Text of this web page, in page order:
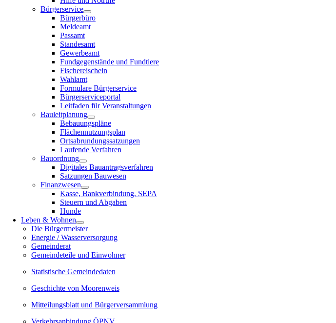
Bürgerservice
Bürgerbüro
Meldeamt
Passamt
Standesamt
Gewerbeamt
Fundgegenstände und Fundtiere
Fischereischein
Wahlamt
Formulare Bürgerservice
Bürgerserviceportal
Leitfaden für Veranstaltungen
Bauleitplanung
Bebauungspläne
Flächennutzungsplan
Ortsabrundungssatzungen
Laufende Verfahren
Bauordnung
Digitales Bauantragsverfahren
Satzungen Bauwesen
Finanzwesen
Kasse, Bankverbindung, SEPA
Steuern und Abgaben
Hunde
Leben & Wohnen
Die Bürgermeister
Energie / Wasserversorgung
Gemeinderat
Gemeindeteile und Einwohner
Statistische Gemeindedaten
Geschichte von Moorenweis
Mitteilungsblatt und Bürgerversammlung
Verkehrsanbindung ÖPNV